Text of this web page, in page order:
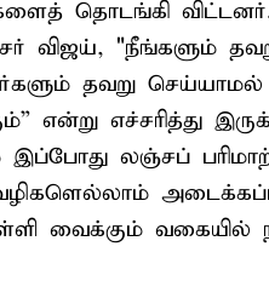
தொடங்கி
விஜய், "நீங்களும்
தவறு
என்று எச்சரித்து
லஞ்சப்
வைக்கும் வகையில்